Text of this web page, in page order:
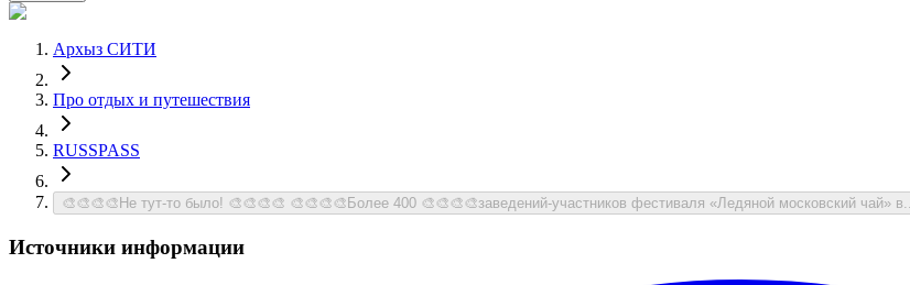
Архыз СИТИ
Про отдых и путешествия
RUSSPASS
🎨🎨🎨🎨Не тут-то было! 🎨🎨🎨🎨 🎨🎨🎨🎨Более 400 🎨🎨🎨🎨заведений-участников фестиваля «Ледяной московский чай» в...
Источники информации